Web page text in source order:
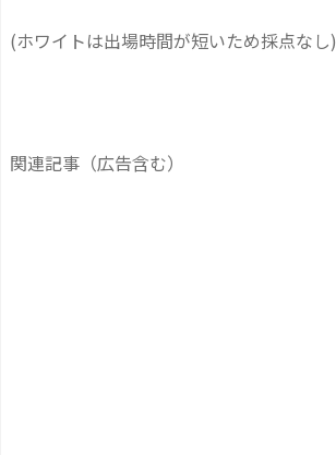
(ホワイトは出場時間が短いため採点なし)
関連記事（広告含む）